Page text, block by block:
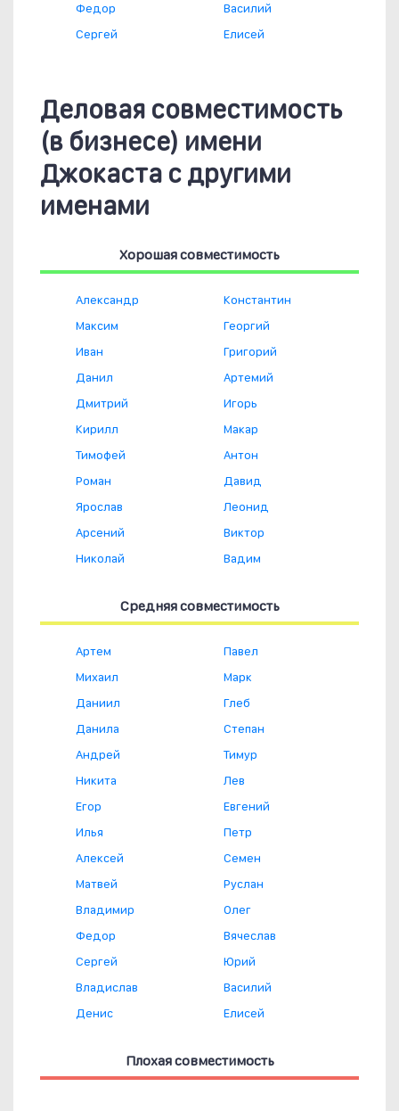
Федор
Сергей
Василий
Елисей
Деловая совместимость
(в бизнесе) имени
Джокаста с другими
именами
Хорошая совместимость
Александр
Максим
Иван
Данил
Дмитрий
Кирилл
Тимофей
Роман
Ярослав
Арсений
Николай
Константин
Георгий
Григорий
Артемий
Игорь
Макар
Антон
Давид
Леонид
Виктор
Вадим
Средняя совместимость
Артем
Михаил
Даниил
Данила
Андрей
Никита
Егор
Илья
Алексей
Матвей
Владимир
Федор
Сергей
Владислав
Денис
Павел
Марк
Глеб
Степан
Тимур
Лев
Евгений
Петр
Семен
Руслан
Олег
Вячеслав
Юрий
Василий
Елисей
Плохая совместимость